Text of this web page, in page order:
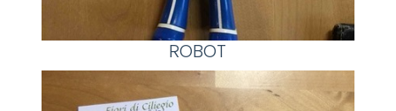
ROBOT